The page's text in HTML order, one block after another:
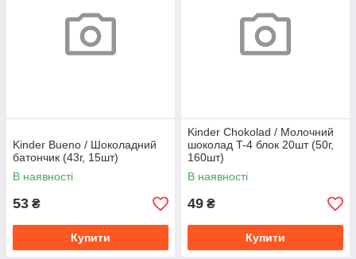
Kinder Bueno / Шоколадний
батончик (43г, 15шт)
В наявності
53 ₴
Купити
Kinder Chokolad / Молочний
шоколад T-4 блок 20шт (50г,
160шт)
В наявності
49 ₴
Купити